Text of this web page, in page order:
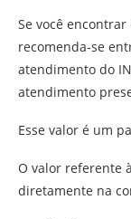
Se você
recomenda-se
atendimento do
atendimento
Esse valor é um
O valor referente
diretamente na